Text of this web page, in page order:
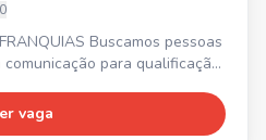
0
pessoas
para qualificação
com CRM. 💰
+ variável agressiva e
vaga